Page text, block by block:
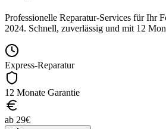
Professionelle Reparatur-Services für Ihr
2024. Schnell, zuverlässig und mit 12
Express-Reparatur
12 Monate Garantie
ab 29€